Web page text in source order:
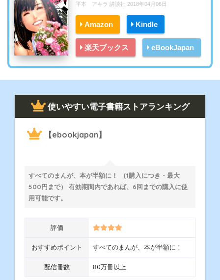
平本 アキラ 講談社 2018年04月06日
Amazon Kindle
楽天ブックス eBookJapan
使いやすい電子書籍ストアランキング
【ebookjapan】
すべてのまんが、本が半額に！ （1購入につき・最大
500円まで） 有効期間内であれば、6回までの購入に使
用可能です。
評価
おすすめポイント すべてのまんが、本が半額に！
配信冊数 80万冊以上